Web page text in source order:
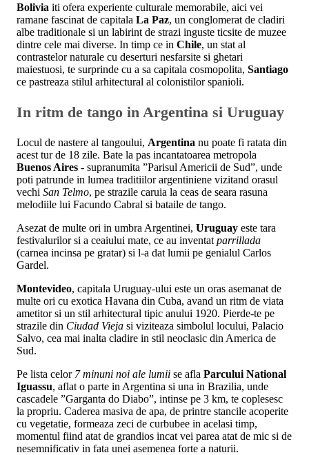
Bolivia iti ofera experiente culturale memorabile, aici vei
ramane fascinat de capitala La Paz, un conglomerat de cladiri
albe traditionale si un labirint de strazi inguste ticsite de muzee
dintre cele mai diverse. In timp ce in Chile, un stat al
contrastelor naturale cu deserturi nesfarsite si ghetari
maiestuosi, te surprinde cu a sa capitala cosmopolita, Santiago
ce pastreaza stilul arhitectural al colonistilor spanioli.
In ritm de tango in Argentina si Uruguay
Locul de nastere al tangoului, Argentina nu poate fi ratata din
acest tur de 18 zile. Bate la pas incantatoarea metropola
Buenos Aires - supranumita ”Parisul Americii de Sud”, unde
poti patrunde in lumea traditiilor argentiniene vizitand orasul
vechi San Telmo, pe strazile caruia la ceas de seara rasuna
melodiile lui Facundo Cabral si bataile de tango.
Asezat de multe ori in umbra Argentinei, Uruguay este tara
festivalurilor si a ceaiului mate, ce au inventat parrillada
(carnea incinsa pe gratar) si l-a dat lumii pe genialul Carlos
Gardel.
Montevideo, capitala Uruguay-ului este un oras asemanat de
multe ori cu exotica Havana din Cuba, avand un ritm de viata
ametitor si un stil arhitectural tipic anului 1920. Pierde-te pe
strazile din Ciudad Vieja si viziteaza simbolul locului, Palacio
Salvo, cea mai inalta cladire in stil neoclasic din America de
Sud.
Pe lista celor 7 minuni noi ale lumii se afla Parcului National
Iguassu, aflat o parte in Argentina si una in Brazilia, unde
cascadele ”Garganta do Diabo”, intinse pe 3 km, te coplesesc
la propriu. Caderea masiva de apa, de printre stancile acoperite
cu vegetatie, formeaza zeci de curbubee in acelasi timp,
momentul fiind atat de grandios incat vei parea atat de mic si de
nesemnificativ in fata unei asemenea forte a naturii.